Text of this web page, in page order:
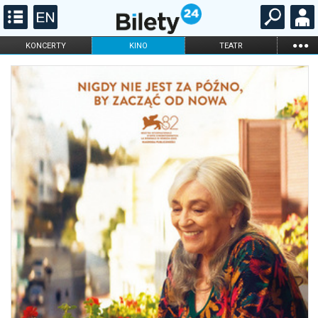
KONCERTY KINO TEATR ...
FILHARMONIA OPERA I BALET
DLA DZIECI
ONLINE KARNETY